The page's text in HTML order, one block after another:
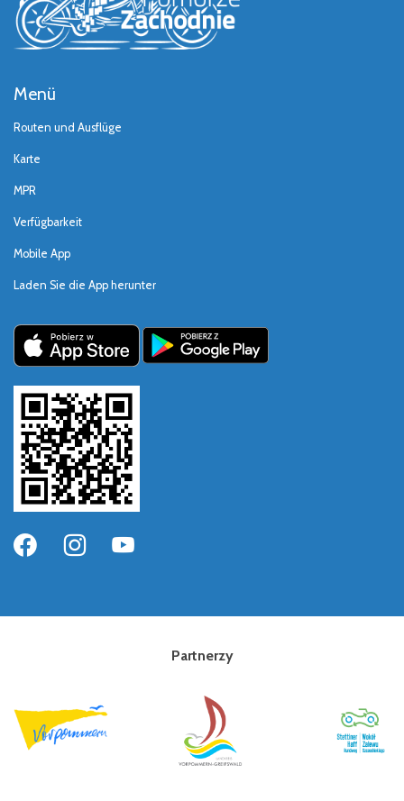
Menü
Routen und Ausflüge
Karte
MPR
Verfügbarkeit
Mobile App
Laden Sie die App herunter
Partnerzy